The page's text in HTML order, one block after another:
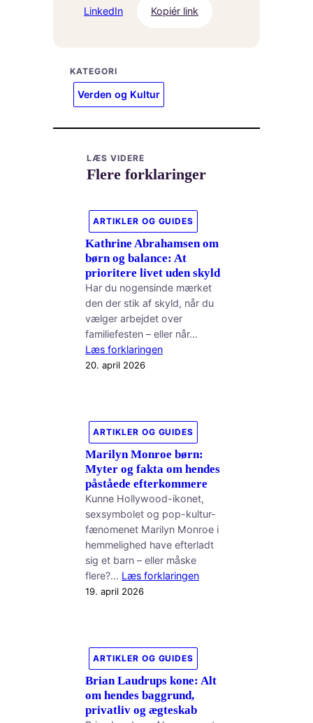
LinkedIn Kopiér link
KATEGORI
Verden og Kultur
LÆS VIDERE
Flere forklaringer
ARTIKLER OG GUIDES
Kathrine Abrahamsen om
børn og balance: At
prioritere livet uden skyld
Har du nogensinde mærket
den der stik af skyld, når du
vælger arbejdet over
familiefesten – eller når…
Læs forklaringen
20. april 2026
ARTIKLER OG GUIDES
Marilyn Monroe børn:
Myter og fakta om hendes
påståede efterkommere
Kunne Hollywood-ikonet,
sexsymbolet og pop-kultur-
fænomenet Marilyn Monroe i
hemmelighed have efterladt
sig et barn – eller måske
flere?… Læs forklaringen
19. april 2026
ARTIKLER OG GUIDES
Brian Laudrups kone: Alt
om hendes baggrund,
privatliv og ægteskab